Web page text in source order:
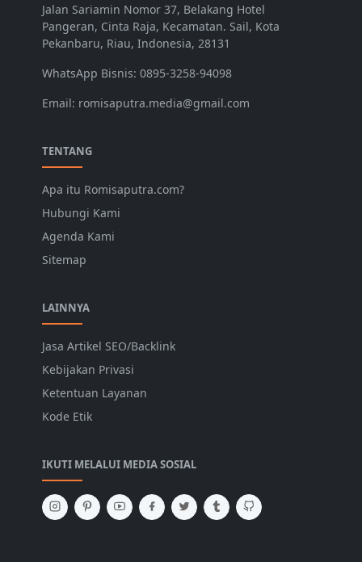
Jalan Sariamin Nomor 37, Belakang Hotel
Pangeran, Cinta Raja, Kecamatan. Sail, Kota
Pekanbaru, Riau, Indonesia, 28131
WhatsApp Bisnis: 0895-3258-94098
Email: romisaputra.media@gmail.com
TENTANG
Apa itu Romisaputra.com?
Hubungi Kami
Agenda Kami
Sitemap
LAINNYA
Jasa Artikel SEO/Backlink
Kebijakan Privasi
Ketentuan Layanan
Kode Etik
IKUTI MELALUI MEDIA SOSIAL